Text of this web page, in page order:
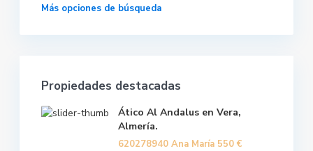
Más opciones de búsqueda
Propiedades destacadas
Ático Al Andalus en Vera,
Almería.
620278940 Ana María 550 €